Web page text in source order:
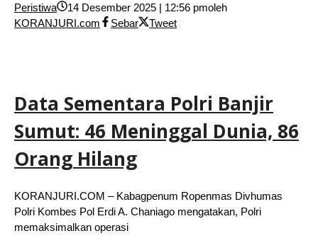
Peristiwa 14 Desember 2025 | 12:56 pmoleh
KORANJURI.com
Sebar Tweet
Data Sementara Polri Banjir
Sumut: 46 Meninggal Dunia, 86
Orang Hilang
KORANJURI.COM – Kabagpenum Ropenmas Divhumas
Polri Kombes Pol Erdi A. Chaniago mengatakan, Polri
memaksimalkan operasi